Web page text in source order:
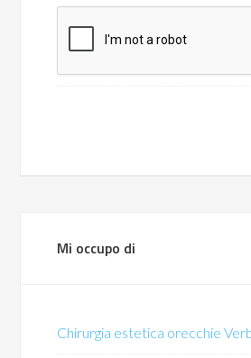
Mi occupo di
Chirurgia estetica orecchie